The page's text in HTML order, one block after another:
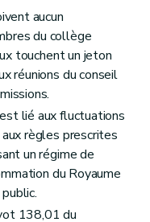
aucun
du collège
touchent un jeton
réunions du conseil
lié aux fluctuations
règles prescrites
un régime de
du Royaume
138,01 du